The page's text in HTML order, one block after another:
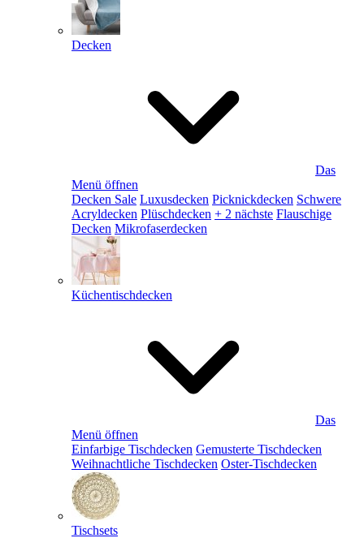
Decken
Das
Menü öffnen
Decken Sale Luxusdecken Picknickdecken Schwere
Acryldecken Plüschdecken + 2 nächste Flauschige
Decken Mikrofaserdecken
Küchentischdecken
Das
Menü öffnen
Einfarbige Tischdecken Gemusterte Tischdecken
Weihnachtliche Tischdecken Oster-Tischdecken
Tischsets